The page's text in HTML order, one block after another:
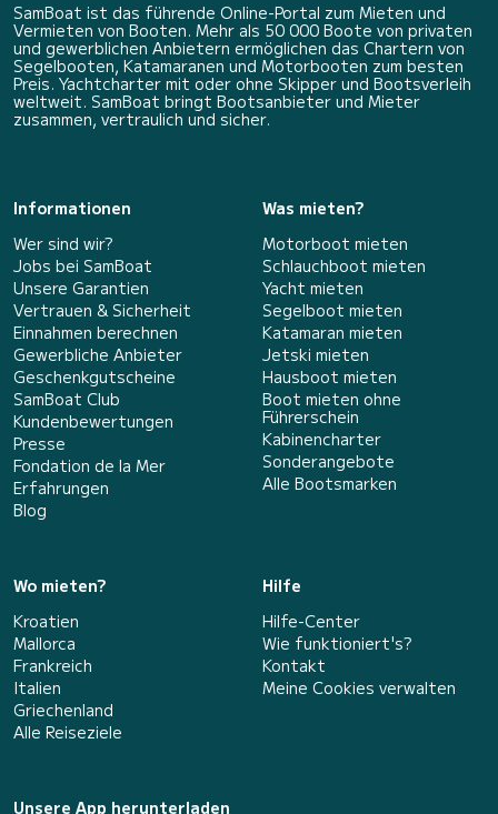
SamBoat ist das führende Online-Portal zum Mieten und
Vermieten von Booten. Mehr als 50 000 Boote von privaten
und gewerblichen Anbietern ermöglichen das Chartern von
Segelbooten, Katamaranen und Motorbooten zum besten
Preis. Yachtcharter mit oder ohne Skipper und Bootsverleih
weltweit. SamBoat bringt Bootsanbieter und Mieter
zusammen, vertraulich und sicher.
Informationen
Wer sind wir?
Jobs bei SamBoat
Unsere Garantien
Vertrauen & Sicherheit
Einnahmen berechnen
Gewerbliche Anbieter
Geschenkgutscheine
SamBoat Club
Kundenbewertungen
Presse
Fondation de la Mer
Erfahrungen
Blog
Was mieten?
Motorboot mieten
Schlauchboot mieten
Yacht mieten
Segelboot mieten
Katamaran mieten
Jetski mieten
Hausboot mieten
Boot mieten ohne
Führerschein
Kabinencharter
Sonderangebote
Alle Bootsmarken
Wo mieten?
Kroatien
Mallorca
Frankreich
Italien
Griechenland
Alle Reiseziele
Hilfe
Hilfe-Center
Wie funktioniert's?
Kontakt
Meine Cookies verwalten
Unsere App herunterladen